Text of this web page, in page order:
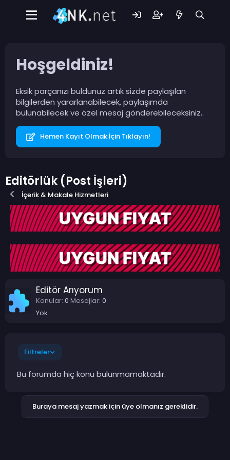
Hoşgeldiniz!
Eksik parçanızı buldunuz artık sizde paylaşılan
bilgilerden yararlanabilecek, paylaşımda
bulunabilecek ve özel mesaj gönderebileceksiniz..
Hemen Kayıt Olmak İçin Tıklayın!
Editörlük (Post İşleri)
İçerik & Makale Hizmetleri
Editör Arıyorum
Konular 0 Mesajlar 0
Yok
Filtreler
Bu forumda hiç konu bulunmamaktadır.
Buraya mesaj yazmak için üye olmanız gereklidir.